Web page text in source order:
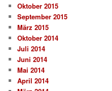
Oktober 2015
September 2015
März 2015
Oktober 2014
Juli 2014
Juni 2014
Mai 2014
April 2014